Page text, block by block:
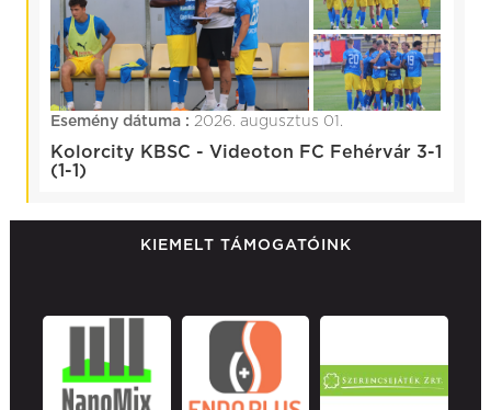
Esemény dátuma : 2026. augusztus 01.
Kolorcity KBSC - Videoton FC Fehérvár 3-1
(1-1)
KIEMELT TÁMOGATÓINK